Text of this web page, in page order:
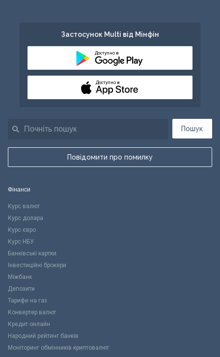
Пошук
Повідомити про помилку
Застосунок Multi від Мінфін
Доступно в
Доступно в
Фінанси
Курс валют
Курс долара
Курс євро
Курс НБУ
Банківські картки
Інвестиційні брокери
Міжбанк
Депозити
Тарифи на газ
Конвертер валют
Кредит онлайн
Народний рейтинг банків
Моніторинг обмінників криптовалют